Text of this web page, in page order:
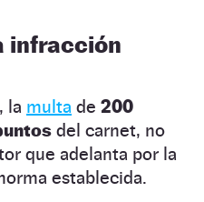
infracción
la multa de 200
del carnet, no
que adelanta por la
establecida.